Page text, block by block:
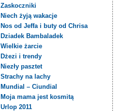
Zaskoczniki
Niech żyją wakacje
Nos od Jeffa i buty od Chrisa
Dziadek Bambaladek
Wielkie żarcie
Dżezi i trendy
Niezły pasztet
Strachy na lachy
Mundial – Ciundial
Moja mama jest kosmitą
Urlop 2011